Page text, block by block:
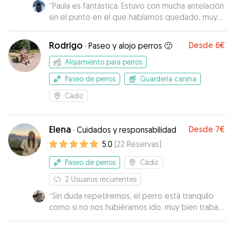
“Paula es fantástica. Estuvo con mucha antelación
en el punto en el que habíamos quedado, muy
agradable y muy cariñosa. Mis dos perros la
adoraron desde el primer momento.
Recomendadísima. ”
Rodrigo · Paseo y alojo perros 🙂 Desde 6€
Alojamiento para perros
Paseo de perros
Guardería canina
Cádiz
Elena · Cuidados y responsabilidad Desde 7€
5.0 (22 Reservas)
Paseo de perros
Cádiz
2 Usuarios recurrentes
“Sin duda repetiremos, el perro está tranquilo
como si no nos hubiéramos ido, muy bien trabajo
wapa.”